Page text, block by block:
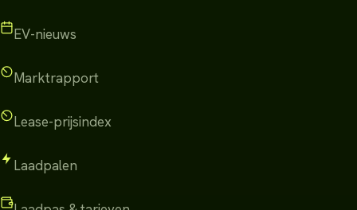
EV-nieuws
Marktrapport
Lease-prijsindex
Laadpalen